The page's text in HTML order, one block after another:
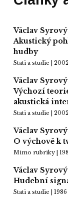
Václav
Akustický
hudby
Stati a studie | 2002
Václav
Výchozí
akustická
Stati a studie | 2002
Václav
O výchově k
Mimo rubriky |
Václav
Hudební
Stati a studie | 1986